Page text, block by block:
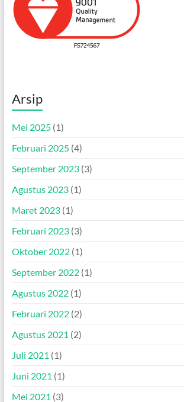
Arsip
Mei 2025(1)
Februari 2025(4)
September 2023(3)
Agustus 2023(1)
Maret 2023(1)
Februari 2023(3)
Oktober 2022(1)
September 2022(1)
Agustus 2022(1)
Februari 2022(2)
Agustus 2021 (2)
Juli 2021 (1)
Juni 2021 (1)
Mei 2021 (3)